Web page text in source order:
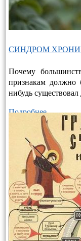
СИНДРОМ
Почему
признакам
нибудь
Подробнее…